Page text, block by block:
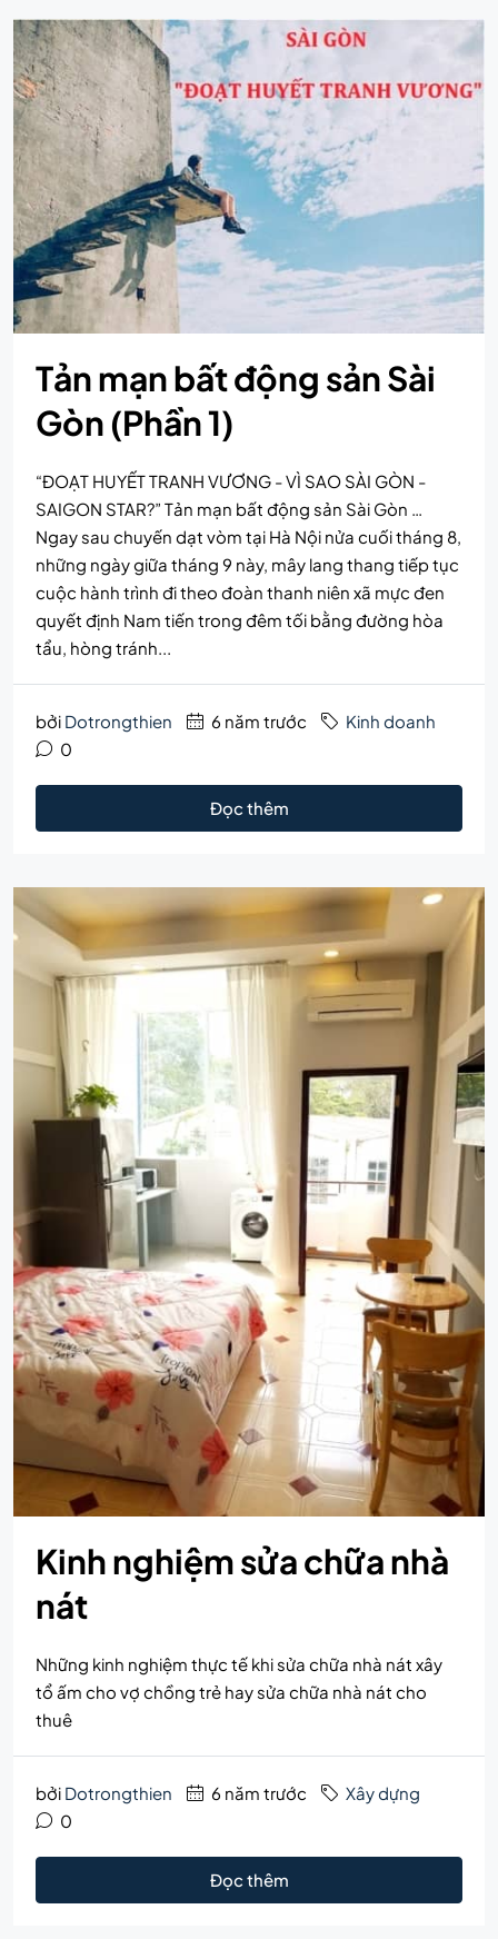
Tản mạn bất động sản Sài
Gòn (Phần 1)
“ĐOẠT HUYẾT TRANH VƯƠNG - VÌ SAO SÀI GÒN -
SAIGON STAR?” Tản mạn bất động sản Sài Gòn …
Ngay sau chuyến dạt vòm tại Hà Nội nửa cuối tháng 8,
những ngày giữa tháng 9 này, mây lang thang tiếp tục
cuộc hành trình đi theo đoàn thanh niên xã mực đen
quyết định Nam tiến trong đêm tối bằng đường hòa
tẩu, hòng tránh...
bởi Dotrongthien 6 năm trước
Kinh doanh
0
Đọc thêm
Kinh nghiệm sửa chữa nhà
nát
Những kinh nghiệm thực tế khi sửa chữa nhà nát xây
tổ ấm cho vợ chồng trẻ hay sửa chữa nhà nát cho
thuê
bởi Dotrongthien 6 năm trước
Xây dựng
0
Đọc thêm